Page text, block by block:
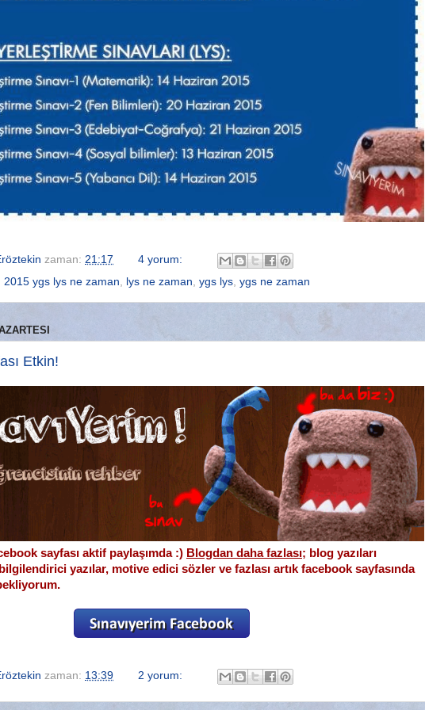
zaman: 21:17
4 yorum:
2015 ygs lys ne zaman lys ne zaman ygs lys ygs ne zaman
Etkin!
sayfası aktif paylaşımda :) Blogdan daha fazlası; blog yazıları
yazılar, motive edici sözler ve fazlası artık facebook sayfasında
zaman: 13:39 2 yorum: